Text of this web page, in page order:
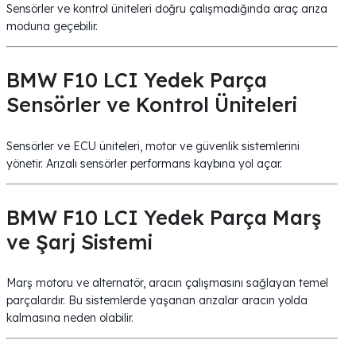
Sensörler ve kontrol üniteleri doğru çalışmadığında araç arıza
moduna geçebilir.
BMW F10 LCI Yedek Parça
Sensörler ve Kontrol Üniteleri
Sensörler ve ECU üniteleri, motor ve güvenlik sistemlerini
yönetir. Arızalı sensörler performans kaybına yol açar.
BMW F10 LCI Yedek Parça Marş
ve Şarj Sistemi
Marş motoru ve alternatör, aracın çalışmasını sağlayan temel
parçalardır. Bu sistemlerde yaşanan arızalar aracın yolda
kalmasına neden olabilir.